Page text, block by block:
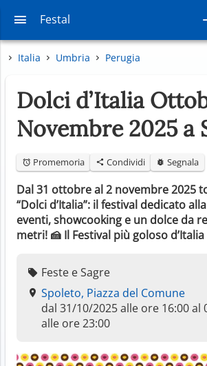
Festal
Italia Umbria Perugia
Dolci d’Italia
Novembre 2025 a
Promemoria Condividi Segnala
Dal 31 ottobre al 2 novembre 2025
“Dolci d’Italia”: il festival dedicato
eventi, showcooking e un dolce da
metri! 🍰 Il Festival più goloso
Feste e Sagre
Spoleto, Piazza del Comune
dal 31/10/2025 alle ore 16:00 al
alle ore 23:00